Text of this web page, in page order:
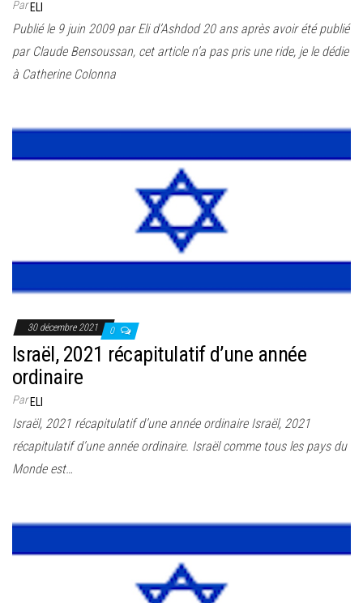
ParELI
Publié le 9 juin 2009 par Eli d’Ashdod 20 ans après avoir été publié
par Claude Bensoussan, cet article n’a pas pris une ride, je le dédie
à Catherine Colonna
30 décembre 2021 0
Israël, 2021 récapitulatif d’une année
ordinaire
ParELI
Israël, 2021 récapitulatif d’une année ordinaire Israël, 2021
récapitulatif d’une année ordinaire. Israël comme tous les pays du
Monde est…